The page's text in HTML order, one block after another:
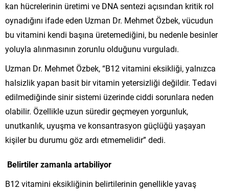
kan hücrelerinin üretimi ve DNA sentezi açısından kritik rol
oynadığını ifade eden Uzman Dr. Mehmet Özbek, vücudun
bu vitamini kendi başına üretemediğini, bu nedenle besinler
yoluyla alınmasının zorunlu olduğunu vurguladı.
Uzman Dr. Mehmet Özbek, “B12 vitamini eksikliği, yalnızca
halsizlik yapan basit bir vitamin yetersizliği değildir. Tedavi
edilmediğinde sinir sistemi üzerinde ciddi sorunlara neden
olabilir. Özellikle uzun süredir geçmeyen yorgunluk,
unutkanlık, uyuşma ve konsantrasyon güçlüğü yaşayan
kişiler bu durumu göz ardı etmemelidir” dedi.
Belirtiler zamanla artabiliyor
B12 vitamini eksikliğinin belirtilerinin genellikle yavaş